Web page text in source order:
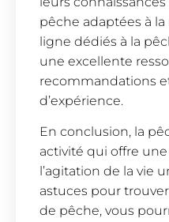
pêche adaptées à
ligne dédiés à la
une excellente
recommandations
d’expérience.
En conclusion, la
activité qui offre
l’agitation de la vie
astuces pour
de pêche, vous